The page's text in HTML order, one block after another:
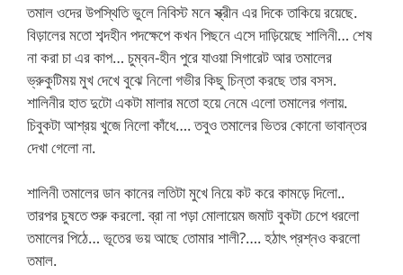
তমাল ওদের উপস্থিতি ভুলে নিবিস্ট মনে স্ক্রীন এর দিকে তাকিয়ে রয়েছে.
বিড়ালের মতো শব্দহীন পদক্ষেপে কখন পিছনে এসে দাড়িয়েছে শালিনী… শেষ
না করা চা এর কাপ… চুম্বন-হীন পুরে যাওয়া সিগারেট আর তমালের
ভ্রুকুটিময় মুখ দেখে বুঝে নিলো গভীর কিছু চিন্তা করছে তার বসস.
শালিনীর হাত দুটো একটা মালার মতো হয়ে নেমে এলো তমালের গলায়.
চিবুকটা আশ্রয় খুজে নিলো কাঁধে…. তবুও তমালের ভিতর কোনো ভাবান্তর
দেখা গেলো না.
শালিনী তমালের ডান কানের লতিটা মুখে নিয়ে কট করে কামড়ে দিলো..
তারপর চুষতে শুরু করলো. ব্রা না পড়া মোলায়েম জমাট বুকটা চেপে ধরলো
তমালের পিঠে… ভূতের ভয় আছে তোমার শালী?…. হঠাৎ প্রশ্নও করলো
তমাল.